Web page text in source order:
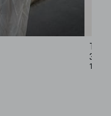
399
1 Färg